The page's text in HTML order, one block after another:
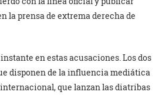
la prensa de extrema derecha de
en estas acusaciones. Los dos
disponen de la influencia mediática
que lanzan las diatribas